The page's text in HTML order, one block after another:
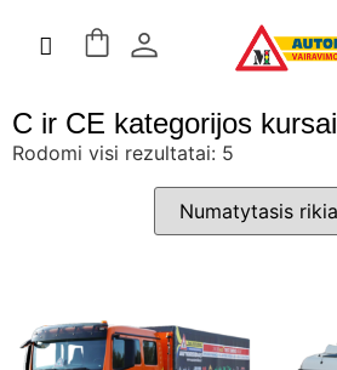
C ir CE kategorijos kursai
Rodomi visi rezultatai: 5